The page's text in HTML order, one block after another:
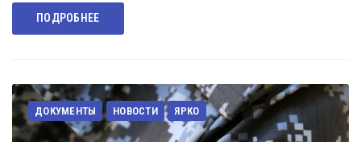
ПОДРОБНЕЕ
ДОКУМЕНТЫ НОВОСТИ ЯРКО